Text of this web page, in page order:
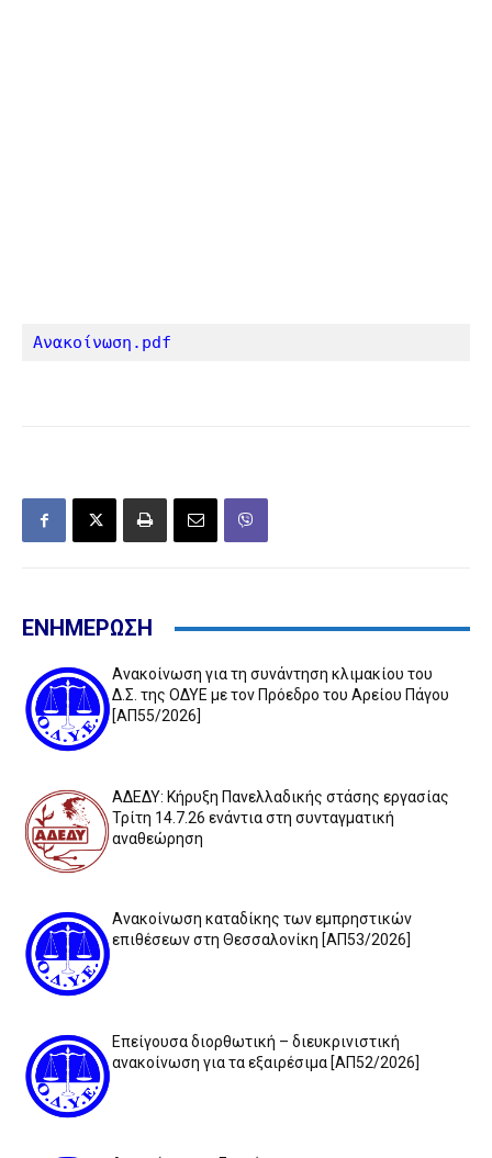
Ανακοίνωση.pdf
ΕΝΗΜΕΡΩΣΗ
Ανακοίνωση για τη συνάντηση κλιμακίου του
Δ.Σ. της ΟΔΥΕ με τον Πρόεδρο του Αρείου Πάγου
[ΑΠ55/2026]
ΑΔΕΔΥ: Κήρυξη Πανελλαδικής στάσης εργασίας
Τρίτη 14.7.26 ενάντια στη συνταγματική
αναθεώρηση
Ανακοίνωση καταδίκης των εμπρηστικών
επιθέσεων στη Θεσσαλονίκη [ΑΠ53/2026]
Επείγουσα διορθωτική – διευκρινιστική
ανακοίνωση για τα εξαιρέσιμα [ΑΠ52/2026]